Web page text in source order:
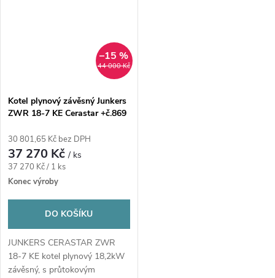
44 000 Kč
–15 %
Kotel plynový závěsný Junkers
ZWR 18-7 KE Cerastar +č.869
30 801,65 Kč bez DPH
37 270 Kč/ ks
Měrná
cena:
37 270 Kč / 1 ks
Konec výroby
DO KOŠÍKU
JUNKERS CERASTAR ZWR
18-7 KE kotel plynový 18,2kW
závěsný, s průtokovým